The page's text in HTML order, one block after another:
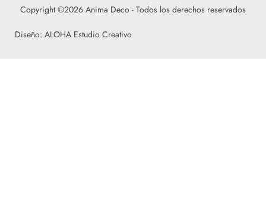
Diseño: ALOHA Estudio Creativo
Copyright ©2026 Anima Deco - Todos los derechos reservados